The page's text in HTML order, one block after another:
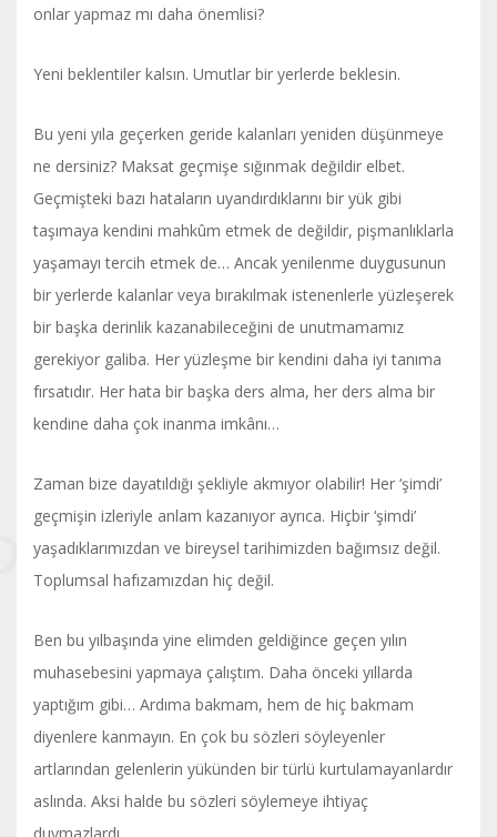
onlar yapmaz mı daha önemlisi?
Yeni beklentiler kalsın. Umutlar bir yerlerde beklesin.
Bu yeni yıla geçerken geride kalanları yeniden düşünmeye
ne dersiniz? Maksat geçmişe sığınmak değildir elbet.
Geçmişteki bazı hataların uyandırdıklarını bir yük gibi
taşımaya kendini mahkûm etmek de değildir, pişmanlıklarla
yaşamayı tercih etmek de… Ancak yenilenme duygusunun
bir yerlerde kalanlar veya bırakılmak istenenlerle yüzleşerek
bir başka derinlik kazanabileceğini de unutmamamız
gerekiyor galiba. Her yüzleşme bir kendini daha iyi tanıma
fırsatıdır. Her hata bir başka ders alma, her ders alma bir
kendine daha çok inanma imkânı…
Zaman bize dayatıldığı şekliyle akmıyor olabilir! Her ‘şimdi’
geçmişin izleriyle anlam kazanıyor ayrıca. Hiçbir ‘şimdi’
yaşadıklarımızdan ve bireysel tarihimizden bağımsız değil.
Toplumsal hafızamızdan hiç değil.
Ben bu yılbaşında yine elimden geldiğince geçen yılın
muhasebesini yapmaya çalıştım. Daha önceki yıllarda
yaptığım gibi… Ardıma bakmam, hem de hiç bakmam
diyenlere kanmayın. En çok bu sözleri söyleyenler
artlarından gelenlerin yükünden bir türlü kurtulamayanlardır
aslında. Aksi halde bu sözleri söylemeye ihtiyaç